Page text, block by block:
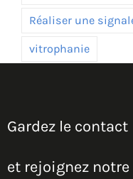
Réaliser une
vitrophanie
Gardez le contact
et rejoignez